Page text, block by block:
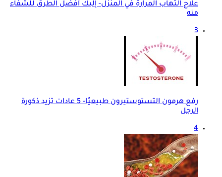
علاج التهاب المرارة في المنزل- إليك أفضل الطرق للشفاء
منه
3
رفع هرمون التستوستيرون طبيعيًا- 5 عادات تزيد ذكورة
الرجل
4